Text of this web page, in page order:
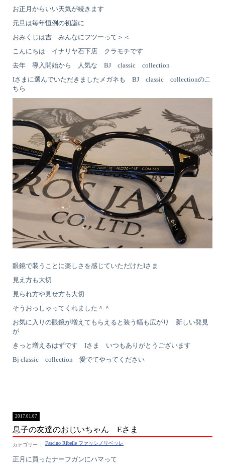
お正月からいい天気が続きます
元旦は毎年恒例の初詣に
おみくじは吉 みんなにフツーって＞＜
こんにちは イナリヤ石下店 クラモチです
去年 導入開始から 人気な BJ classic collection
Iさまに選んでいただきましたメガネも BJ classic collectionのこ
ちら
眼鏡で装うことに楽しさを感じていただけたIさま
見え方も大切
見られ方や見せ方も大切
そうおっしゃってくれました＾＾
お気に入りの眼鏡が増えてもらえると装う幅も広がり 新しい発見
が
きっと増えるはずです Iさま いつもありがとうございます
Bj classic collection 愛でてやってください
息子の友達のおじいちゃん Eさま
2017.01.07
Fascino Ribelle ファッシノリベッレ
正月に買ったナーフガンにハマって